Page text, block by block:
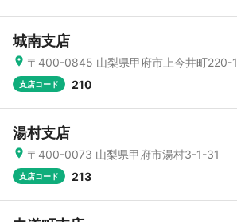
城南支店
〒400-0845 山梨県甲府市上今井町220-1
支店コード 210
湯村支店
〒400-0073 山梨県甲府市湯村3-1-31
支店コード 213